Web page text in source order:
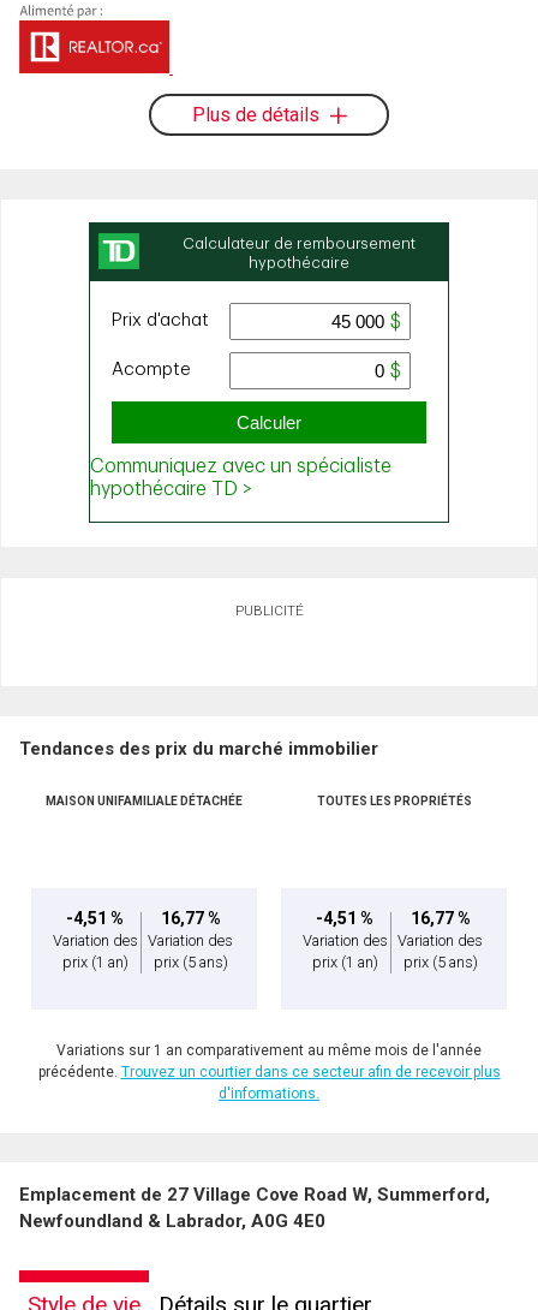
Plus de détails
PUBLICITÉ
Tendances des prix du marché immobilier
MAISON UNIFAMILIALE DÉTACHÉE
-4,51 %
Variation des
prix (1 an)
16,77 %
Variation des
prix (5 ans)
TOUTES LES PROPRIÉTÉS
-4,51 %
Variation des
prix (1 an)
16,77 %
Variation des
prix (5 ans)
Variations sur 1 an comparativement au même mois de l'année
précédente. Trouvez un courtier dans ce secteur afin de recevoir plus
d'informations.
Emplacement de 27 Village Cove Road W, Summerford,
Newfoundland & Labrador, A0G 4E0